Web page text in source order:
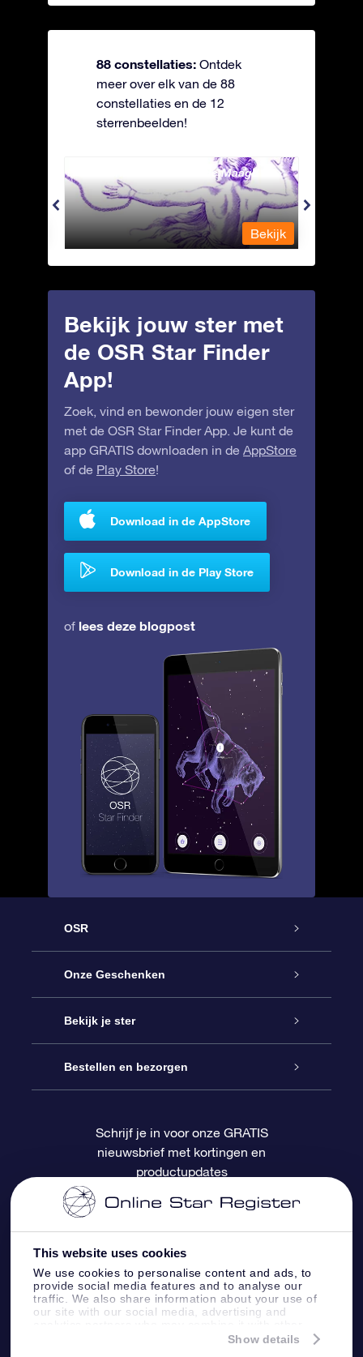
This website uses cookies
We use cookies to personalise content and ads, to
provide social media features and to analyse our
traffic. We also share information about your use of
our site with our social media, advertising and
information that you’ve provided to them or that
Show details
88 constellaties: Ontdek
meer over elk van de 88
constellaties en de 12
sterrenbeelden!
Andromeda - Geketende Maagd
Bekijk
Bekijk jouw ster met
de OSR Star Finder
App!
Zoek, vind en bewonder jouw eigen ster
met de OSR Star Finder App. Je kunt de
app GRATIS downloaden in de AppStore
of de Play Store!
Download in de AppStore
Download in de Play Store
of lees deze blogpost
OSR
Service
Contact
Blog
OSR Recensies
Onze Geschenken
Online Star Gift
OSR Cadeaupakket
OSR Cadeaukaart
Relatiegeschenken
Bekijk je ster
Sterrenregister
Gepersonaliseerde sterrenpagina
One Million Stars
OSR Starsaver
Fly me to the Stars App
Bestellen en bezorgen
Betalingsinformatie
Verzendinformatie
Retourbeleid
Constellaties
Schrijf je in voor onze GRATIS
nieuwsbrief met kortingen en
productupdates